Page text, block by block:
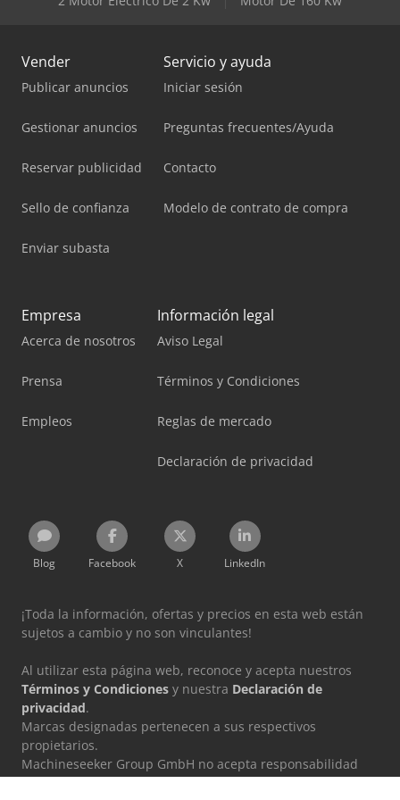
Vender
Publicar anuncios
Gestionar anuncios
Reservar publicidad
Sello de confianza
Enviar subasta
Servicio y ayuda
Iniciar sesión
Preguntas frecuentes/Ayuda
Contacto
Modelo de contrato de compra
Empresa
Acerca de nosotros
Prensa
Empleos
Información legal
Aviso Legal
Términos y Condiciones
Reglas de mercado
Declaración de privacidad
Blog Facebook X LinkedIn
¡Toda la información, ofertas y precios en esta web están
sujetos a cambio y no son vinculantes!
Al utilizar esta página web, reconoce y acepta nuestros
Términos y Condiciones y nuestra Declaración de
privacidad.
Marcas designadas pertenecen a sus respectivos
propietarios.
Machineseeker Group GmbH no acepta responsabilidad
alguna por el contenido de las páginas web enlazadas.